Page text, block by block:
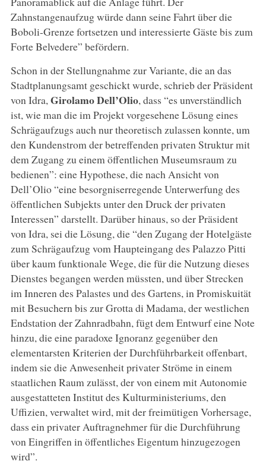
Zahnstangenaufzug würde dann seine Fahrt über die
Boboli-Grenze fortsetzen und interessierte Gäste bis zum
Forte Belvedere” befördern.
Schon in der Stellungnahme zur Variante, die an das
Stadtplanungsamt geschickt wurde, schrieb der Präsident
von Idra, Girolamo Dell’Olio, dass “es unverständlich
ist, wie man die im Projekt vorgesehene Lösung eines
Schrägaufzugs auch nur theoretisch zulassen konnte, um
den Kundenstrom der betreffenden privaten Struktur mit
dem Zugang zu einem öffentlichen Museumsraum zu
bedienen”: eine Hypothese, die nach Ansicht von
Dell’Olio “eine besorgniserregende Unterwerfung des
öffentlichen Subjekts unter den Druck der privaten
Interessen” darstellt. Darüber hinaus, so der Präsident
von Idra, sei die Lösung, die “den Zugang der Hotelgäste
zum Schrägaufzug vom Haupteingang des Palazzo Pitti
über kaum funktionale Wege, die für die Nutzung dieses
Dienstes begangen werden müssten, und über Strecken
im Inneren des Palastes und des Gartens, in Promiskuität
mit Besuchern bis zur Grotta di Madama, der westlichen
Endstation der Zahnradbahn, fügt dem Entwurf eine Note
hinzu, die eine paradoxe Ignoranz gegenüber den
elementarsten Kriterien der Durchführbarkeit offenbart,
indem sie die Anwesenheit privater Ströme in einem
staatlichen Raum zulässt, der von einem mit Autonomie
ausgestatteten Institut des Kulturministeriums, den
Uffizien, verwaltet wird, mit der freimütigen Vorhersage,
dass ein privater Auftragnehmer für die Durchführung
von Eingriffen in öffentliches Eigentum hinzugezogen
wird”.